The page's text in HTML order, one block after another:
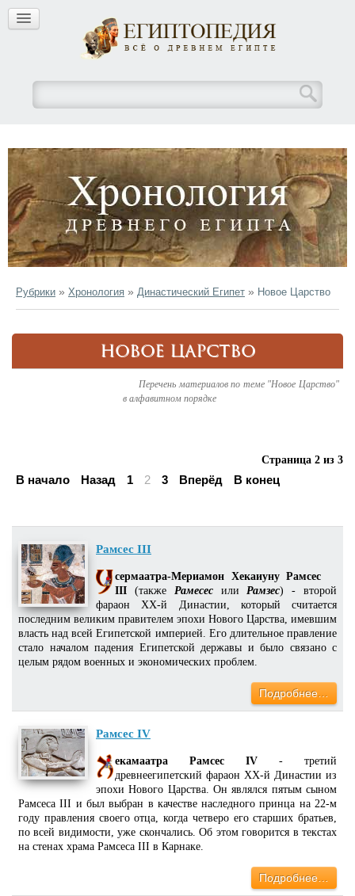
Рубрики » Хронология » Династический Египет » Новое Царство
НОВОЕ ЦАРСТВО
Перечень материалов по теме "Новое Царство"
в алфавитном порядке
Страница 2 из 3
В начало Назад 1 2 3 Вперёд В конец
Рамсес III
сермаатра-Мериамон Хекаиуну Рамсес
III (также РамесесилиРамзес) - второй
фараон XX-й Династии, который считается
последним великим правителем эпохи Нового Царства, имевшим
власть над всей Египетской империей. Его длительное правление
стало началом падения Египетской державы и было связано с
целым рядом военных и экономических проблем.
Подробнее…
Рамсес IV
екамаатра Рамсес IV - третий
древнеегипетский фараон XX-й Династии из
эпохи Нового Царства. Он являлся пятым сыном
Рамсеса III и был выбран в качестве наследного принца на 22-м
году правления своего отца, когда четверо его старших братьев,
по всей видимости, уже скончались. Об этом говорится в текстах
на стенах храма Рамсеса III в Карнаке.
Подробнее…